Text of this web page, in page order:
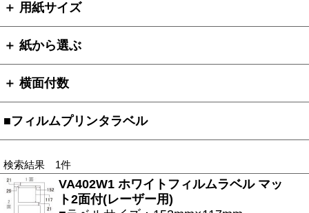
＋ 用紙サイズ
＋ 紙から選ぶ
＋ 横面付数
■フィルムプリンタラベル
検索結果 1件
VA402W1 ホワイトフィルムラベル マッ
ト2面付(レーザー用)